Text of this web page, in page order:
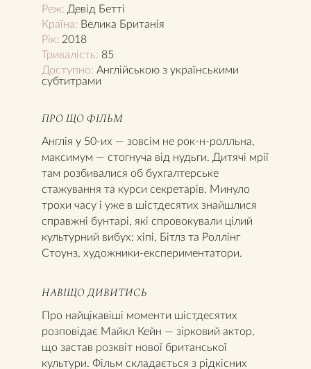
Реж: Девід Бетті
Країна: Велика Британія
Рік: 2018
Тривалість: 85
Доступно: Англійською з українськими
субтитрами
ПРО ЩО ФІЛЬМ
Англія у 50-их — зовсім не рок-н-ролльна,
максимум — стогнуча від нудьги. Дитячі мрії
там розбивалися об бухгалтерське
стажування та курси секретарів. Минуло
трохи часу і уже в шістдесятих знайшлися
справжні бунтарі, які спровокували цілий
культурний вибух: хіпі, Бітлз та Роллінг
Стоунз, художники-експериментатори.
НАВІЩО ДИВИТИСЬ
Про найцікавіші моменти шістдесятих
розповідає Майкл Кейн — зірковий актор,
що застав розквіт нової британської
культури. Фільм складається з рідкісних